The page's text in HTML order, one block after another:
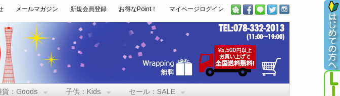
メールマガジン 新規会員登録 お得なPoint！ マイページログイン
貨：Goods 子供：Kids セール：SALE